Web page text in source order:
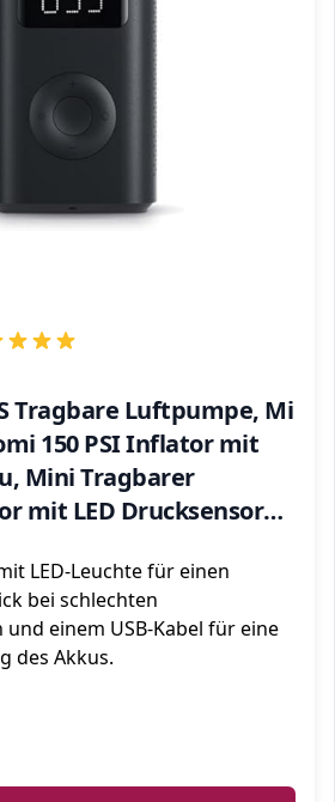
Tragbare Luftpumpe, Mi
150 PSI Inflator mit
Mini Tragbarer
mit LED Drucksensor
LED-Leuchte für einen
bei schlechten
einem USB-Kabel für eine
des Akkus.